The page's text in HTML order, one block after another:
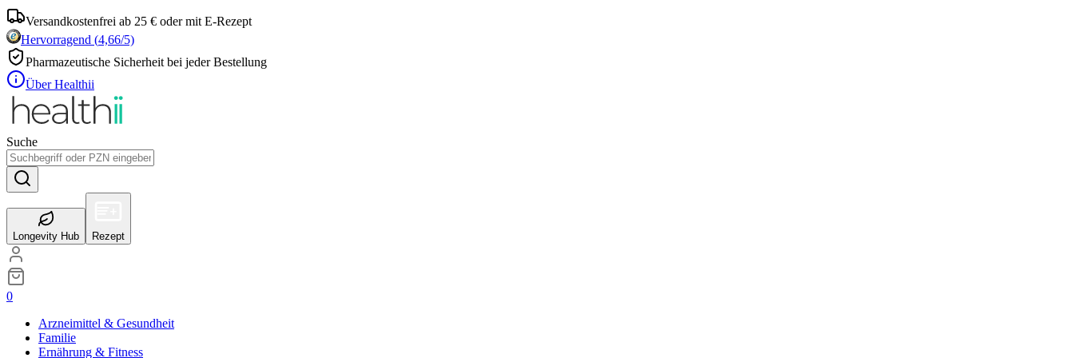
Versandkostenfrei ab 25 € oder mit E-Rezept
Hervorragend (4,66/5)
Pharmazeutische Sicherheit bei jeder Bestellung
Über Healthii
Suche
Longevity Hub Rezept
0
Arzneimittel & Gesundheit
Familie
Ernährung & Fitness